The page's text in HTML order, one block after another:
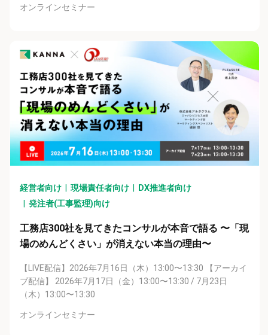
オンラインセミナー
経営者向け 現場責任者向け
DX推進者向け
発注者(工事監理)向け
工務店300社を見てきたコンサルが本音で語る 〜「現
場のめんどくさい」が消えない本当の理由〜
【LIVE配信】2026年7月16日（木）13:00〜13:30 【アーカイ
ブ配信】 2026年7月17日（金）13:00〜13:30 / 7月23日
（木）13:00〜13:30
オンラインセミナー